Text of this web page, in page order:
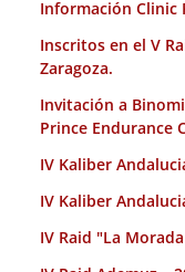
Información Clinic
Inscritos en el V
Zaragoza.
Invitación a
Prince Endurance
IV Kaliber
IV Kaliber
IV Raid "La